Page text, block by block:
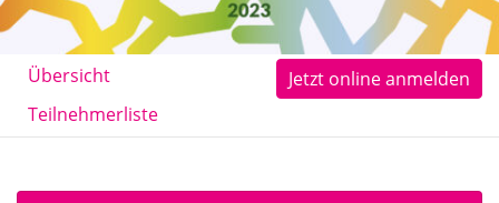
Übersicht
Teilnehmerliste
Jetzt online anmelden